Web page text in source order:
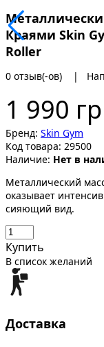
Краями Skin
Roller
0 отзыв(-ов) |
1 990
Бренд: Skin Gym
Код товара: 29500
Наличие: Нет в
Металлический
оказывает
сияющий вид.
Купить
В список желаний
Доставка